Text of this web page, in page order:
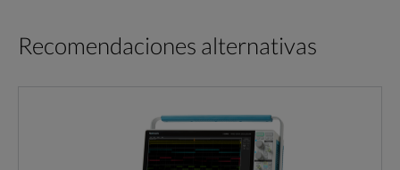
Recomendaciones alternativas